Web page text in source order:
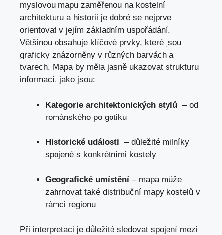
myslovou mapu zaměřenou na kostelní
architekturu ‌a‌ historii‍ je dobré se nejprve​
orientovat v jejím základním ​uspořádání.
Většinou obsahuje ‍klíčové prvky, které jsou
graficky znázorněny v různých barvách⁢ a
tvarech. ‍Mapa⁣ by měla jasně ukazovat‍ strukturu
informací, jako⁣ jsou:
Kategorie architektonických ⁢stylů ‍ –​ od
románského‍ po gotiku
Historické události ‍ – důležité milníky⁤
spojené s konkrétními kostely
Geografické umístění – mapa může
⁣zahrnovat ‌také distribuční mapy kostelů v
rámci⁢ regionu
Při interpretaci je důležité sledovat spojení mezi⁤